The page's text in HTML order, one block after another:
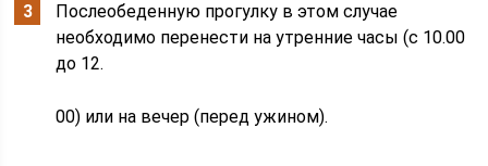
Послеобеденную прогулку в этом случае
необходимо перенести на утренние часы (с 10.00
до 12.
00) или на вечер (перед ужином).